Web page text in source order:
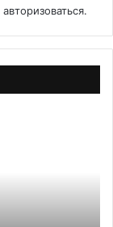
авторизоваться.